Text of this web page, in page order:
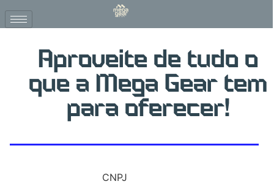
Aproveite de tudo o
que a Mega Gear tem
para oferecer!
CNPJ